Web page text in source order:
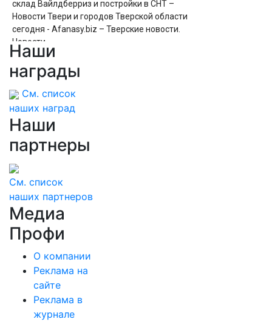
склад Вайлдберриз и постройки в СНТ –
Новости Твери и городов Тверской области
сегодня - Afanasy.biz – Тверские новости.
Новости
заменён в матче с «Мальоркой». Российский
Наши
награды
См. список
наших наград
Наши
партнеры
См. список
наших партнеров
Медиа
Профи
О компании
Реклама на
сайте
Реклама в
журнале